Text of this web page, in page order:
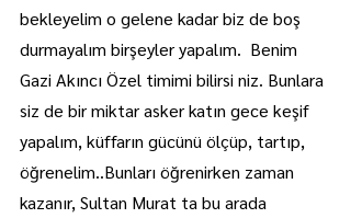
bekleyelim o gelene kadar biz de boş
durmayalım birşeyler yapalım.  Benim
Gazi Akıncı Özel timimi bilirsi niz. Bunlara
siz de bir miktar asker katın gece keşif
yapalım, küffarın gücünü ölçüp, tartıp,
öğrenelim..Bunları öğrenirken zaman
kazanır, Sultan Murat ta bu arada